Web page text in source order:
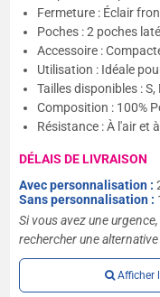
Fermeture : Éclair
Poches : 2 poches
Accessoire :
Utilisation : Idéale
Tailles disponibles : S,
Composition : 100%
Résistance : À l'air et
DÉLAIS DE LIVRAISON
Avec personnalisation :
Sans personnalisation :
Si vous avez une
rechercher une
Afficher